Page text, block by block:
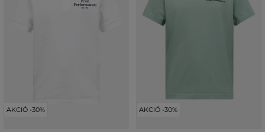
AKCIÓ -30% AKCIÓ -30%